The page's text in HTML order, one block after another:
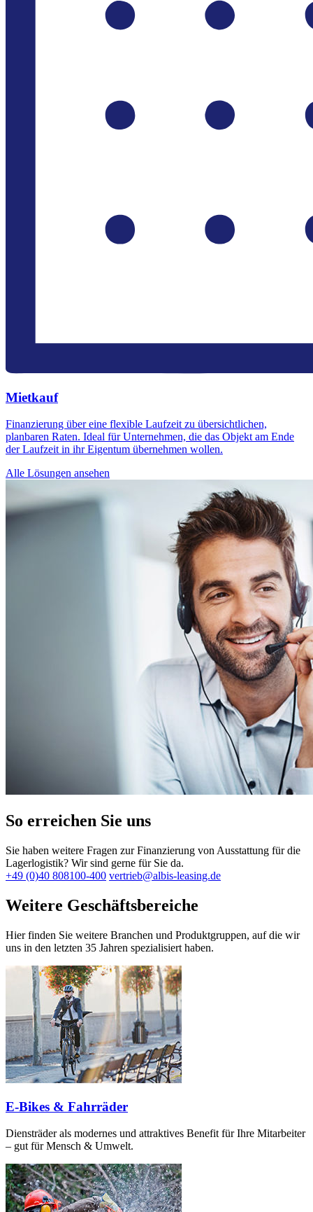
Mietkauf
Finanzierung über eine flexible Laufzeit zu übersichtlichen,
planbaren Raten. Ideal für Unternehmen, die das Objekt am Ende
der Laufzeit in ihr Eigentum übernehmen wollen.
Alle Lösungen ansehen
So erreichen Sie uns
Sie haben weitere Fragen zur Finanzierung von Ausstattung für die
Lagerlogistik? Wir sind gerne für Sie da.
+49 (0)40 808100-400 vertrieb@albis-leasing.de
Weitere Geschäftsbereiche
Hier finden Sie weitere Branchen und Produktgruppen, auf die wir
uns in den letzten 35 Jahren spezialisiert haben.
E-Bikes & Fahrräder
Diensträder als modernes und attraktives Benefit für Ihre Mitarbeiter
– gut für Mensch & Umwelt.